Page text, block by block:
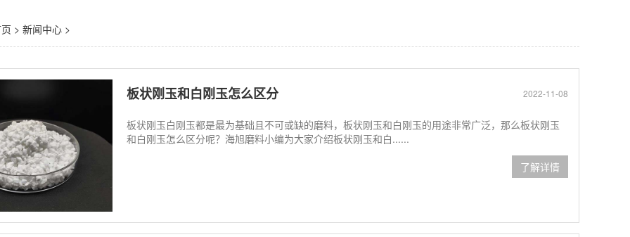
> 新闻中心 >
2022-11-08
板状刚玉和白刚玉怎么区分
板状刚玉白刚玉都是最为基础且不可或缺的磨料，板状刚玉和白刚玉的用途非常广泛，那么板状刚玉
和白刚玉怎么区分呢？海旭磨料小编为大家介绍板状刚玉和白......
了解详情